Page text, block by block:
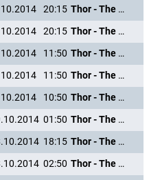
20:15
Thor - The Dark Kingdom
20:15
Thor - The Dark Kingdom
11:50
Thor - The Dark Kingdom
11:50
Thor - The Dark Kingdom
10:50
Thor - The Dark Kingdom
01:50
Thor - The Dark Kingdom
18:15
Thor - The Dark Kingdom
02:50
Thor - The Dark Kingdom